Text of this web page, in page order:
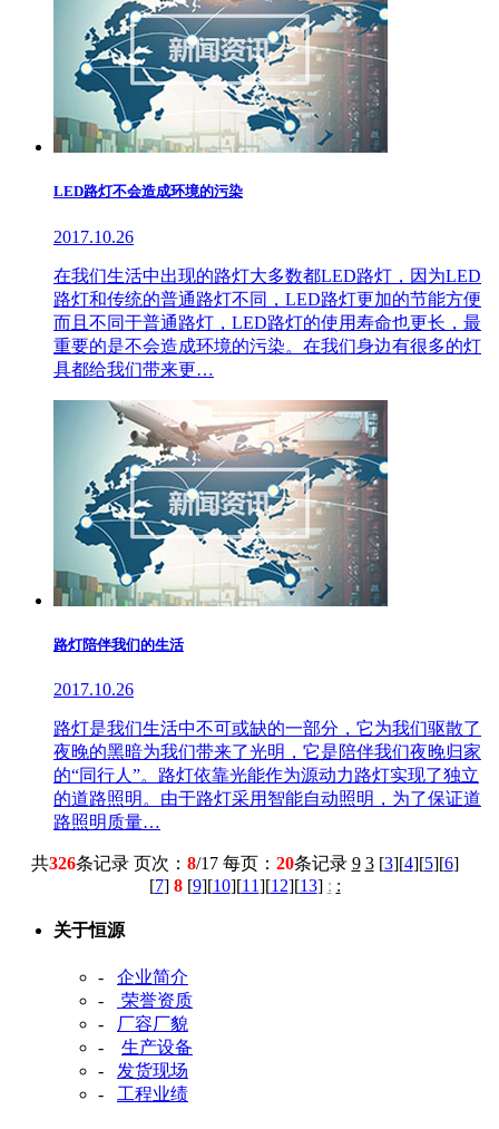
LED路灯不会造成环境的污染
2017.10.26
在我们生活中出现的路灯大多数都LED路灯，因为LED
路灯和传统的普通路灯不同，LED路灯更加的节能方便
而且不同于普通路灯，LED路灯的使用寿命也更长，最
重要的是不会造成环境的污染。在我们身边有很多的灯
具都给我们带来更…
路灯陪伴我们的生活
2017.10.26
路灯是我们生活中不可或缺的一部分，它为我们驱散了
夜晚的黑暗为我们带来了光明，它是陪伴我们夜晚归家
的“同行人”。路灯依靠光能作为源动力路灯实现了独立
的道路照明。由于路灯采用智能自动照明，为了保证道
路照明质量…
共326条记录 页次： 8/17 每页： 20条记录 9 3[3][4][5][6]
[7] 8[9][10][11][12][13] : :
关于恒源
- 企业简介
-
荣誉资质
- 厂容厂貌
- 生产设备
- 发货现场
- 工程业绩